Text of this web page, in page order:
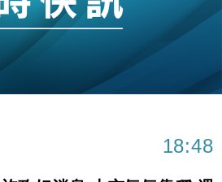
換帥 玩具「反」斗城亞洲CEO蔡德
波動收跌 連挫7周創逾3年最長跌勢
三度入市撐日圓 4月單日斥6.28萬億
18:48